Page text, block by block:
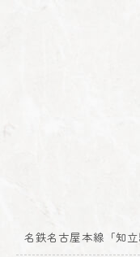
名鉄名古屋本線「知